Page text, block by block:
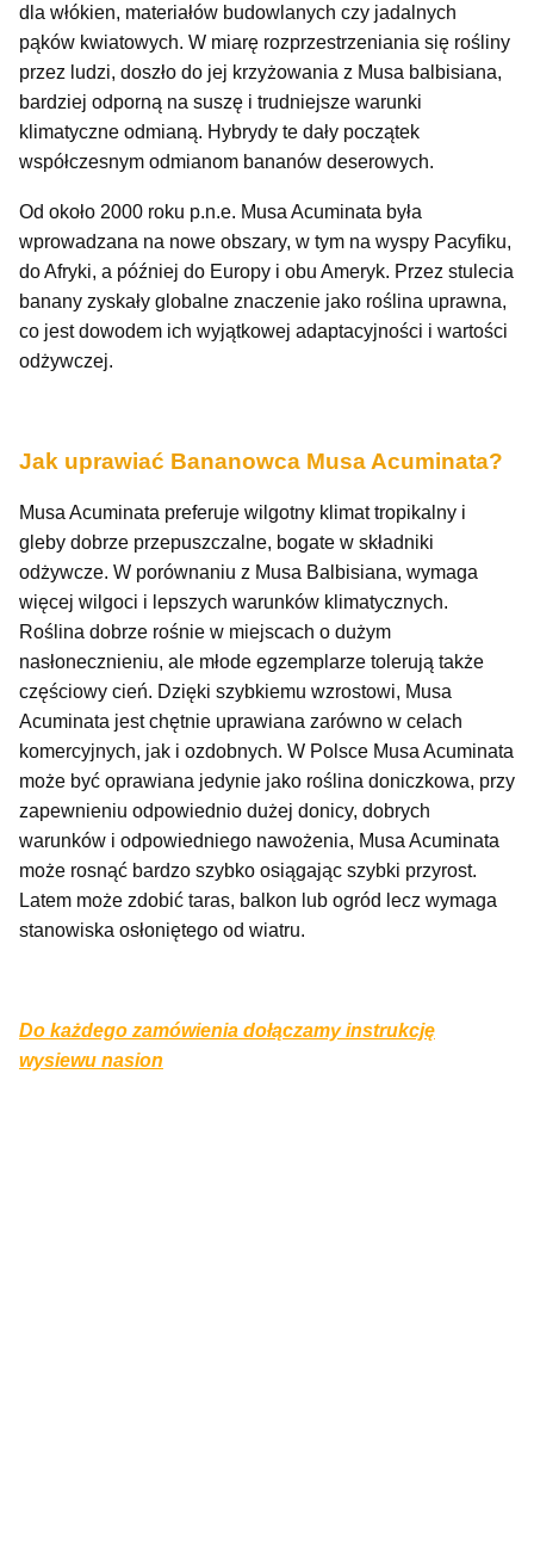
dla włókien, materiałów budowlanych czy jadalnych
pąków kwiatowych. W miarę rozprzestrzeniania się rośliny
przez ludzi, doszło do jej krzyżowania z Musa balbisiana,
bardziej odporną na suszę i trudniejsze warunki
klimatyczne odmianą. Hybrydy te dały początek
współczesnym odmianom bananów deserowych.
Od około 2000 roku p.n.e. Musa Acuminata była
wprowadzana na nowe obszary, w tym na wyspy Pacyfiku,
do Afryki, a później do Europy i obu Ameryk. Przez stulecia
banany zyskały globalne znaczenie jako roślina uprawna,
co jest dowodem ich wyjątkowej adaptacyjności i wartości
odżywczej.
Jak uprawiać Bananowca Musa Acuminata?
Musa Acuminata preferuje wilgotny klimat tropikalny i
gleby dobrze przepuszczalne, bogate w składniki
odżywcze. W porównaniu z Musa Balbisiana, wymaga
więcej wilgoci i lepszych warunków klimatycznych.
Roślina dobrze rośnie w miejscach o dużym
nasłonecznieniu, ale młode egzemplarze tolerują także
częściowy cień. Dzięki szybkiemu wzrostowi, Musa
Acuminata jest chętnie uprawiana zarówno w celach
komercyjnych, jak i ozdobnych. W Polsce Musa Acuminata
może być oprawiana jedynie jako roślina doniczkowa, przy
zapewnieniu odpowiednio dużej donicy, dobrych
warunków i odpowiedniego nawożenia, Musa Acuminata
może rosnąć bardzo szybko osiągając szybki przyrost.
Latem może zdobić taras, balkon lub ogród lecz wymaga
stanowiska osłoniętego od wiatru.
Do każdego zamówienia dołączamy instrukcję
wysiewu nasion